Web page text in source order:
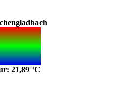
21,89 °C